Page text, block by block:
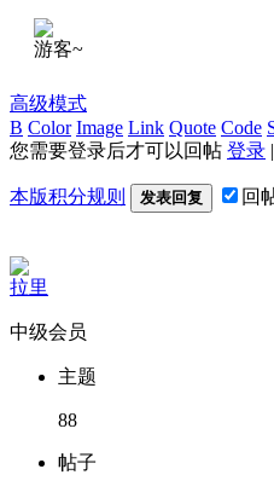
游客~
高级模式
B Color Image Link Quote Code
您需要登录后才可以回帖 登录 |
本版积分规则 发表回复 回
拉里
中级会员
主题
88
帖子